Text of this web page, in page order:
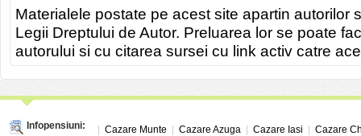
Materialele postate pe acest site apartin autorilor
Legii Dreptului de Autor. Preluarea lor se poate
autorului si cu citarea sursei cu link activ catre
Infopensiuni: Cazare Munte Cazare Azuga Cazare Iasi
Cazare